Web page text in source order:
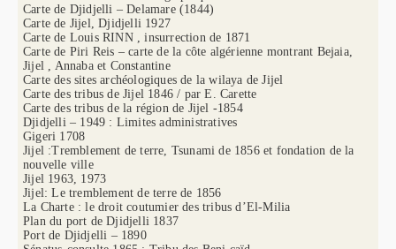
Carte de Djidjelli – Delamare (1844)
Carte de Jijel, Djidjelli 1927
Carte de Louis RINN , insurrection de 1871
Carte de Piri Reis – carte de la côte algérienne montrant Bejaia,
Jijel , Annaba et Constantine
Carte des sites archéologiques de la wilaya de Jijel
Carte des tribus de Jijel 1846 / par E. Carette
Carte des tribus de la région de Jijel -1854
Djidjelli – 1949 : Limites administratives
Gigeri 1708
Jijel :Tremblement de terre, Tsunami de 1856 et fondation de la
nouvelle ville
Jijel 1963, 1973
Jijel: Le tremblement de terre de 1856
La Charte : le droit coutumier des tribus d’El-Milia
Plan du port de Djidjelli 1837
Port de Djidjelli – 1890